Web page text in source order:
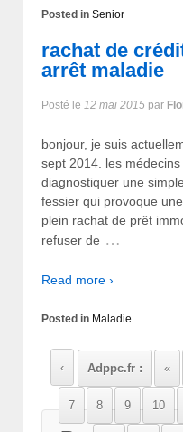
Posted in Senior
rachat de
arrêt maladie
Posté le 12 mai 2015 par
bonjour, je suis
sept 2014. les
diagnostiquer une
fessier qui provoque
plein rachat de prêt
refuser de …
Read more ›
Posted in Maladie
Adppc.fr : «
‹
7 8 9 10